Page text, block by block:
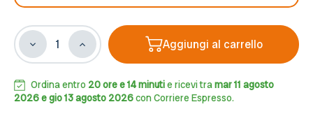
Diminuisci
la
di
Cornice
Aumenta
la
di
Cornice
Aggiungi al carrello
Ordina entro 20 ore e 14 minutie ricevi tramar 11 agosto
2026 e gio 13 agosto 2026con Corriere Espresso.